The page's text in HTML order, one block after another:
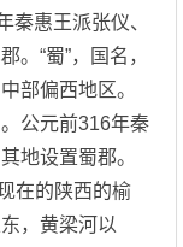
秦惠王派张仪、
。“蜀”，国名，
部偏西地区。
公元前316年秦
地设置蜀郡。
在的陕西的榆
，黄梁河以